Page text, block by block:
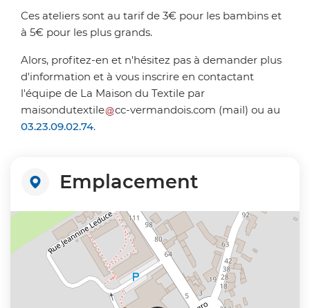
Ces ateliers sont au tarif de 3€ pour les bambins et
à 5€ pour les plus grands.
Alors, profitez-en et n'hésitez pas à demander plus
d'information et à vous inscrire en contactant
l'équipe de La Maison du Textile par
maisondutextile
cc-vermandois.com (mail) ou au
03.23.09.02.74.
Emplacement
−